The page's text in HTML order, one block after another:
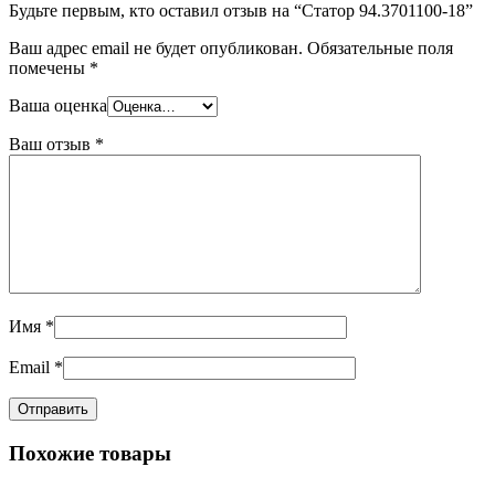
Будьте первым, кто оставил отзыв на “Статор 94.3701100-18”
Ваш адрес email не будет опубликован. Обязательные поля
помечены *
Ваша оценка
Ваш отзыв *
Имя *
Email *
Похожие товары